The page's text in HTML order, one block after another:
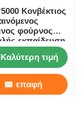
Κονβέκτιος
φούρνος
εκπαίδευση
Καλύτερη τιμή
επαφή